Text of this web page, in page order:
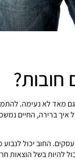
מאד לא נעימה.
ברירה, החיים
החוב יכול לנבוע
להיות בשל הוצאות